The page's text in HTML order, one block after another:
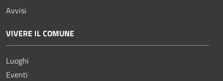
Avvisi
VIVERE IL COMUNE
Luoghi
Eventi